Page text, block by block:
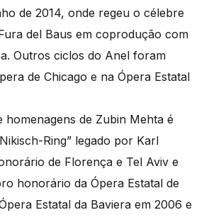
de 2014, onde regeu o célebre
del Baus em coprodução com
Outros ciclos do Anel foram
de Chicago e na Ópera Estatal
homenagens de Zubin Mehta é
Ring” legado por Karl
de Florença e Tel Aviv e
honorário da Ópera Estatal de
Estatal da Baviera em 2006 e